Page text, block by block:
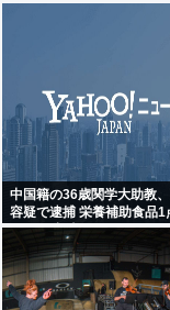
中国籍の36歳関学大助教
容疑で逮捕 栄養補助食品1
6400円相当）